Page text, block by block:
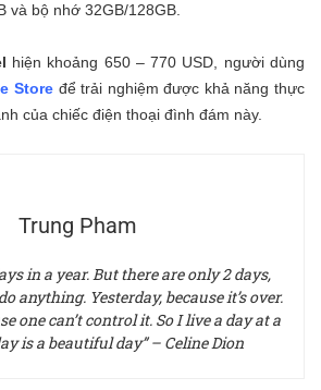
và bộ nhớ 32GB/128GB.
hiện khoảng 650 – 770 USD, người dùng
Stoređể trải nghiệm được khả năng thực
của chiếc điện thoại đình đám này.
Trung Pham
in a year. But there are only 2 days,
anything. Yesterday, because it’s over.
one can’t control it. So I live a day at a
is a beautiful day” – Celine Dion